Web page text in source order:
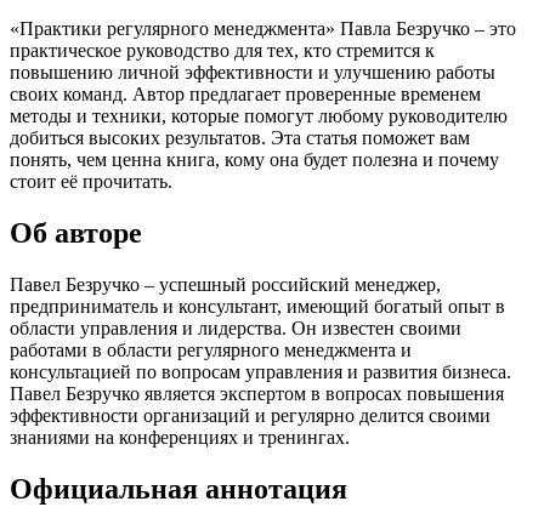
«Практики регулярного менеджмента» Павла Безручко – это
практическое руководство для тех, кто стремится к
повышению личной эффективности и улучшению работы
своих команд. Автор предлагает проверенные временем
методы и техники, которые помогут любому руководителю
добиться высоких результатов. Эта статья поможет вам
понять, чем ценна книга, кому она будет полезна и почему
стоит её прочитать.
Об авторе
Павел Безручко – успешный российский менеджер,
предприниматель и консультант, имеющий богатый опыт в
области управления и лидерства. Он известен своими
работами в области регулярного менеджмента и
консультацией по вопросам управления и развития бизнеса.
Павел Безручко является экспертом в вопросах повышения
эффективности организаций и регулярно делится своими
знаниями на конференциях и тренингах.
Официальная аннотация